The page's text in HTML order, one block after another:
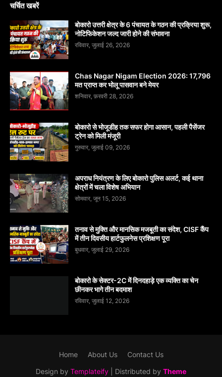
चर्चित खबरें
बोकारो उत्तरी क्षेत्र के 6 पंचायत के गठन की प्रक्रिया शुरू,
नोटिफिकेशन जल्द जारी होने की संभावना
रविवार, जुलाई 26, 2026
Chas Nagar Nigam Election 2026: 17,796
मत प्राप्त कर भोलू पासवान बने मेयर
शनिवार, फ़रवरी 28, 2026
बोकारो से भोजूडीह तक सफर होगा आसान, पहली पैसेंजर
ट्रेन को मिली मंजूरी
गुरुवार, जुलाई 09, 2026
अपराध नियंत्रण के लिए बोकारो पुलिस अलर्ट, कई थाना
क्षेत्रों में चला विशेष अभियान
सोमवार, जून 15, 2026
तनाव से मुक्ति और मानसिक मजबूती का संदेश, CISF कैंप
में तीन दिवसीय हार्टफुलनेस प्रशिक्षण पूरा
बुधवार, जुलाई 29, 2026
बोकारो के सेक्टर-2C में दिनदहाड़े एक व्यक्ति का चेन
छीनकर भागे तीन बदमाश
रविवार, जुलाई 12, 2026
Design by Templateify | Distributed by Theme
Home About Us Contact Us